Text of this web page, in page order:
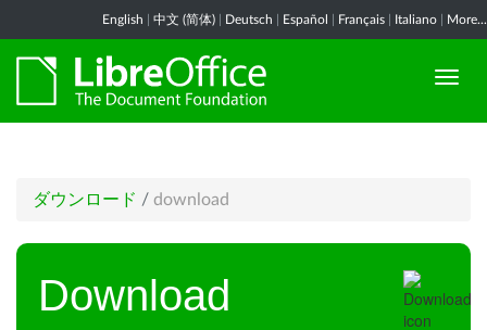
English 中文 (简体) Deutsch Español Français Italiano More...
ダウンロード / download
Download